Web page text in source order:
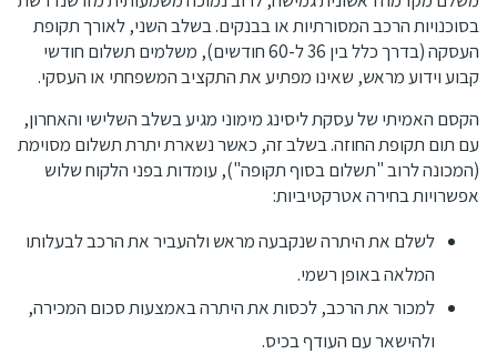
בסוכנויות הרכב המסורתיות או בבנקים. בשלב השני, לאורך תקופת
העסקה (בדרך כלל בין 36 ל-60 חודשים), משלמים תשלום חודשי
קבוע וידוע מראש, שאינו מפתיע את התקציב המשפחתי או העסקי.
הקסם האמיתי של עסקת ליסינג מימוני מגיע בשלב השלישי והאחרון,
עם תום תקופת החוזה. בשלב זה, כאשר נשארת יתרת תשלום מסוימת
(המכונה לרוב "תשלום בסוף תקופה"), עומדות בפני הלקוח שלוש
אפשרויות בחירה אטרקטיביות:
לשלם את היתרה שנקבעה מראש ולהעביר את הרכב לבעלותו
המלאה באופן רשמי.
למכור את הרכב, לכסות את היתרה באמצעות סכום המכירה,
ולהישאר עם העודף בכיס.